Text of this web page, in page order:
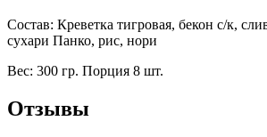
Состав: Креветка тигровая, бекон с/к,
сухари Панко, рис, нори
Вес: 300 гр. Порция 8 шт.
Отзывы